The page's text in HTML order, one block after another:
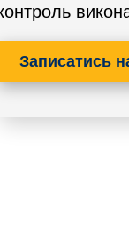
Записатись